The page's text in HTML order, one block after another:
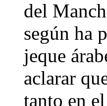
del
según ha
jeque
aclarar
tanto en